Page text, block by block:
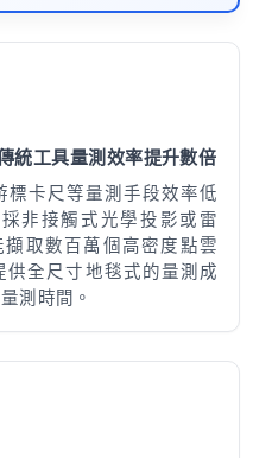
統工具量測效率提升數倍
標卡尺等量測手段效率低
非接觸式光學投影或雷
取數百萬個高密度點雲
供全尺寸地毯式的量測成
測時間。